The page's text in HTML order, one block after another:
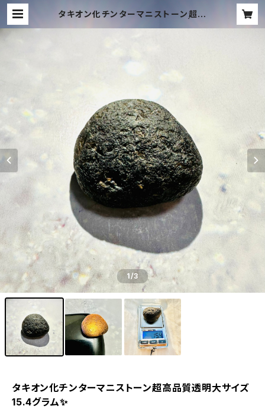
タキオン化チンターマニストーン超高
1/3
タキオン化チンターマニストーン超高品質透明大サイズ
15.4グラム✨